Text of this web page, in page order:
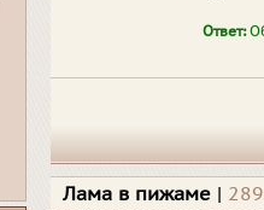
Ответ:
Лама в пижаме |